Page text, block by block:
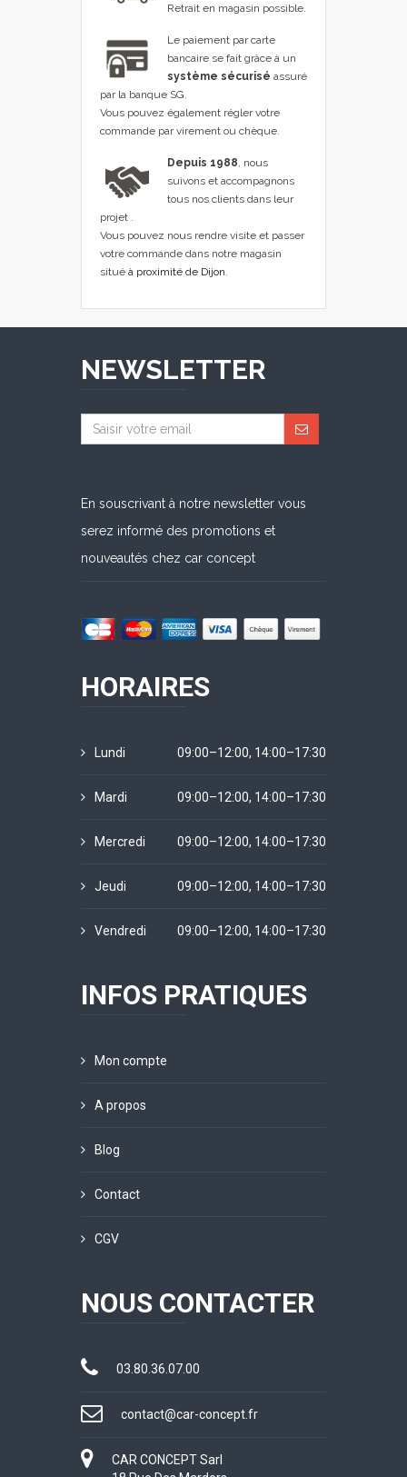
Retrait en magasin possible.
Le paiement par carte
bancaire se fait grâce à un
système sécurisé assuré
par la banque SG.
Vous pouvez également régler votre
commande par virement ou chèque.
Depuis 1988 , nous
suivons et accompagnons
tous nos clients dans leur
projet .
Vous pouvez nous rendre visite et passer
votre commande dans notre magasin
situé à proximité de Dijon
NEWSLETTER
En souscrivant à notre newsletter vous
serez informé des promotions et
nouveautés chez car concept
HORAIRES
Lundi 09:00–12:00, 14:00–17:30
Mardi 09:00–12:00, 14:00–17:30
Mercredi 09:00–12:00, 14:00–17:30
Jeudi 09:00–12:00, 14:00–17:30
Vendredi 09:00–12:00, 14:00–17:30
INFOS PRATIQUES
Mon compte
A propos
Blog
Contact
CGV
NOUS CONTACTER
03.80.36.07.00
contact@car-concept.fr
CAR CONCEPT Sarl